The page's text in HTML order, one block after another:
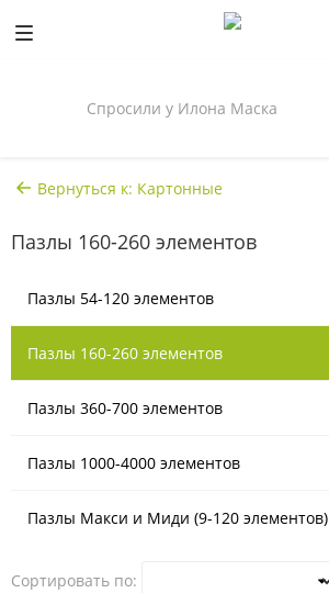
Спросили у Илона Маска
Вернуться к: Картонные
Пазлы 160-260 элементов
Пазлы 54-120 элементов
Пазлы 160-260 элементов
Пазлы 360-700 элементов
Пазлы 1000-4000 элементов
Пазлы Макси и Миди (9-120 элементов)
Сортировать по: